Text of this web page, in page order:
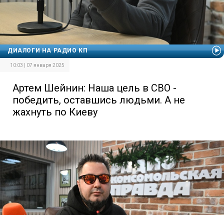
ДИАЛОГИ НА РАДИО КП
10:03 | 07 января 2025
Артем Шейнин: Наша цель в СВО -
победить, оставшись людьми. А не
жахнуть по Киеву